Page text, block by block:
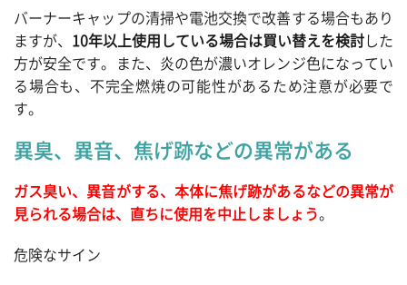
バーナーキャップの清掃や電池交換で改善する場合もあり
ますが、
10年以上使用している場合は買い替えを検討した
方が安全です。また、炎の色が濃いオレンジ色になってい
る場合も、不完全燃焼の可能性があるため注意が必要で
す。
異臭、異音、焦げ跡などの異常がある
ガス臭い、異音がする、本体に焦げ跡があるなどの異常が
見られる場合は、直ちに使用を中止しましょう。
危険なサイン